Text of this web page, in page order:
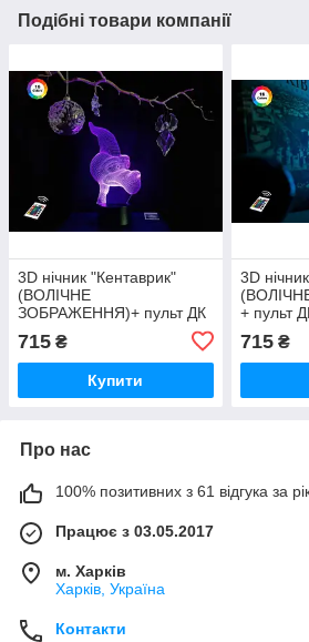
Подібні товари компанії
3D нічник "Кентаврик"
(ВОЛІЧНЕ
ЗОБРАЖЕННЯ)+ пульт ДК
адаптер +батарейки
(3ААА) 3DTOYSLAMP
715 ₴
Купити
3D
+ пульт
(3ААА)
715₴
Про нас
100% позитивних з 61 відгука за
Працює з 03.05.2017
м. Харків
Харків, Україна
Контакти